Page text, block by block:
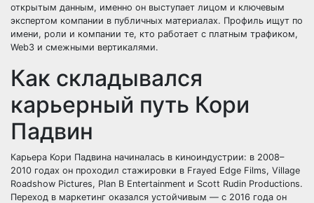
открытым данным, именно он выступает лицом и ключевым
экспертом компании в публичных материалах. Профиль ищут по
имени, роли и компании те, кто работает с платным трафиком,
Web3 и смежными вертикалями.
Как складывался
карьерный путь Кори
Падвин
Карьера Кори Падвина начиналась в киноиндустрии: в 2008–
2010 годах он проходил стажировки в Frayed Edge Films, Village
Roadshow Pictures, Plan B Entertainment и Scott Rudin Productions.
Переход в маркетинг оказался устойчивым — с 2016 года он